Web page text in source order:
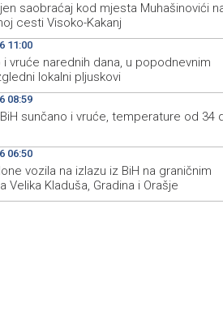
saobraćaj kod mjesta Muhašinovići
cesti Visoko-Kakanj
11:00
i vruće narednih dana, u popodnevnim
lokalni pljuskovi
08:59
sunčano i vruće, temperature od 34
06:50
vozila na izlazu iz BiH na graničnim
Velika Kladuša, Gradina i Orašje